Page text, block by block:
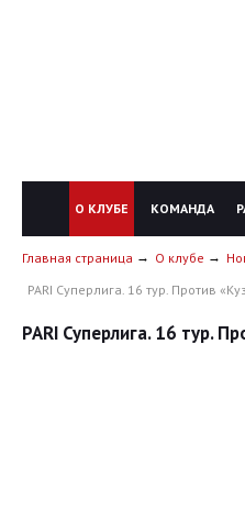
О КЛУБЕ КОМАНДА
Главная страница О клубе
PARI Суперлига. 16 тур. Против
PARI Суперлига. 16 тур.